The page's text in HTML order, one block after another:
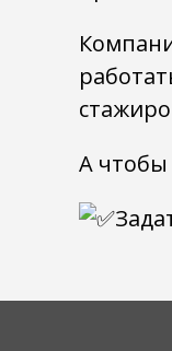
А чтобы